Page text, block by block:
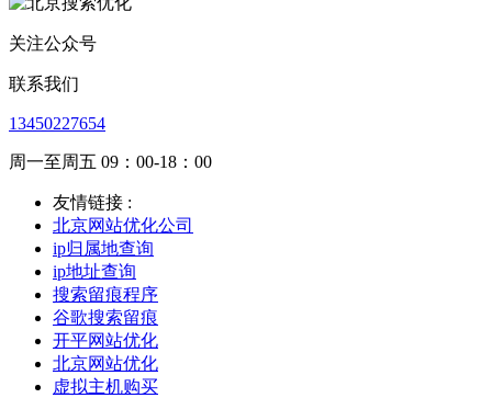
关注公众号
联系我们
13450227654
周一至周五 09：00-18：00
友情链接 :
北京网站优化公司
ip归属地查询
ip地址查询
搜索留痕程序
谷歌搜索留痕
开平网站优化
北京网站优化
虚拟主机购买